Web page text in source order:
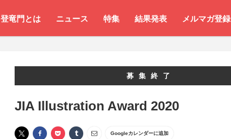
登竜門とは ニュース 特集 結果発表 メルマガ登録
募集終了
JIA Illustration Award 2020
Googleカレンダーに追加